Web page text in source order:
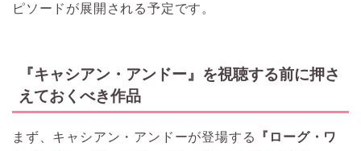
ピソードが展開される予定です。
『キャシアン・アンドー』を視聴する前に押さ
えておくべき作品
まず、キャシアン・アンドーが登場する
『ローグ・ワ